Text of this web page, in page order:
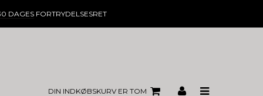
DAGESFORTRYDELSESRET
DIN INDKØBSKURV ER TOM